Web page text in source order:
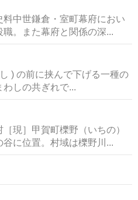
世鎌倉・室町幕府におい
。また幕府と関係の深...
) の前に挟んで下げる一種の
しの共ぎれで...
現］甲賀町櫟野（いちの）
に位置。村域は櫟野川...